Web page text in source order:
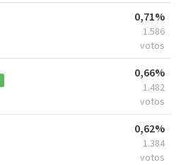
0,71%
1.586
votos
0,66%
1.482
votos
0,62%
1.384
votos